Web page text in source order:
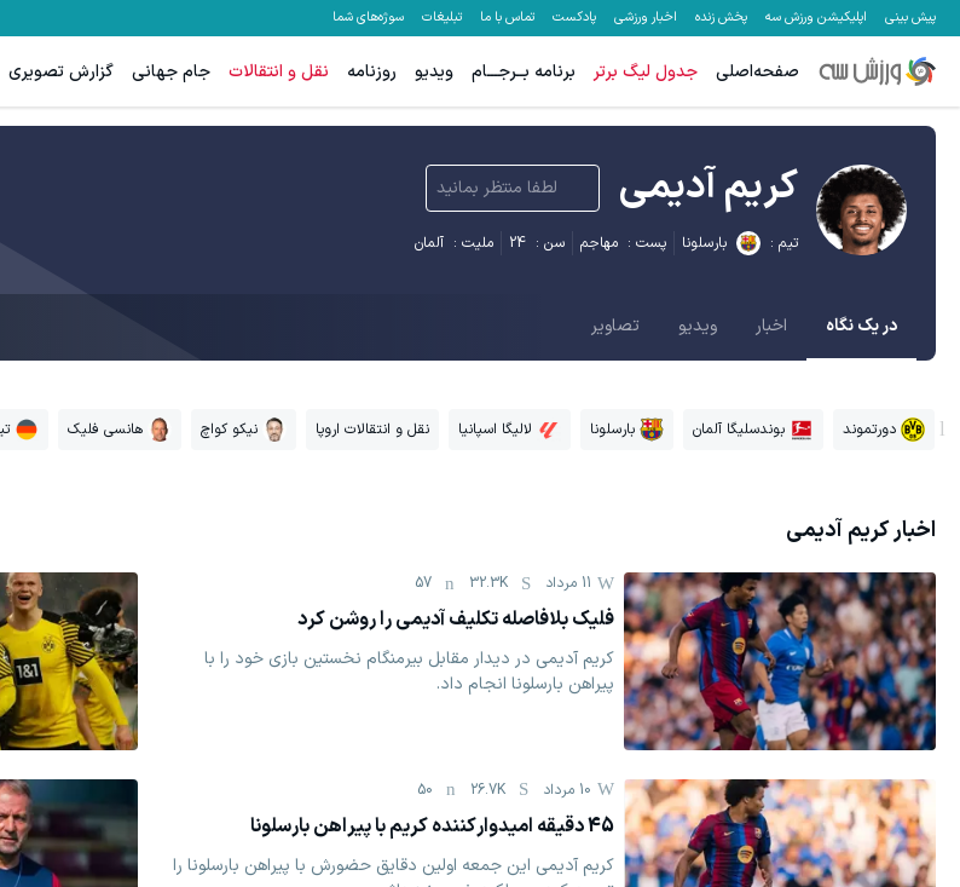
پیش بینی اپلیکیشن ورزش سه پخش زنده اخبار ورزشی پادکست تماس با ما تبلیغات سوژه‌های شما
صفحه‌اصلی جدول لیگ برتر برنامه بــرجـــام ویدیو روزنامه نقل و انتقالات جام جهانی گزارش تصویری
کریم آدیمی لطفا منتظر بمانید
تیم : بارسلونا پست : مهاجم سن : 24 ملیت : آلمان
در یک نگاه اخبار ویدیو تصاویر
دورتموند بوندسلیگا آلمان بارسلونا لالیگا اسپانیا نقل و انتقالات اروپا نیکو کواچ هانسی فلیک
اخبارکریم آدیمی
11 مرداد 32.3K
57
فلیک بلافاصله تکلیف آدیمی را روشن کرد
کریم آدیمی در دیدار مقابل بیرمنگام نخستین بازی خود را با
پیراهن بارسلونا انجام داد.
10 مرداد 26.7K
50
45 دقیقه امیدوارکننده کریم با پیراهن بارسلونا
کریم آدیمی این جمعه اولین دقایق حضورش با پیراهن بارسلونا را